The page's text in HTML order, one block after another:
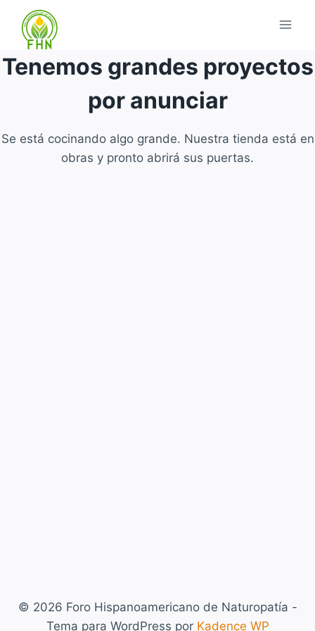
Tenemos grandes proyectos
por anunciar
Se está cocinando algo grande. Nuestra tienda está en
obras y pronto abrirá sus puertas.
© 2026 Foro Hispanoamericano de Naturopatía -
Tema para WordPress por Kadence WP